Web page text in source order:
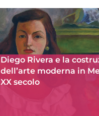
Diego Rivera e la
dell’arte moderna in
XX secolo